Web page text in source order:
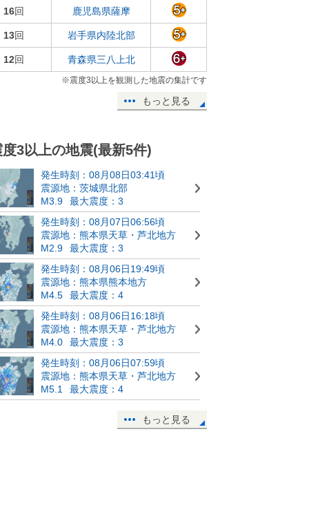
16回 鹿児島県薩摩
13回 岩手県内陸北部
12回 青森県三八上北
※震度3以上を観測した地震の集計です
もっと見る
度3以上の地震(最新5件)
発生時刻：08月08日03:41頃
震源地：茨城県北部
M3.9
最大震度：3
発生時刻：08月07日06:56頃
震源地：熊本県天草・芦北地方
M2.9
最大震度：3
発生時刻：08月06日19:49頃
震源地：熊本県熊本地方
M4.5
最大震度：4
発生時刻：08月06日16:18頃
震源地：熊本県天草・芦北地方
M4.0
最大震度：3
発生時刻：08月06日07:59頃
震源地：熊本県天草・芦北地方
M5.1
最大震度：4
もっと見る